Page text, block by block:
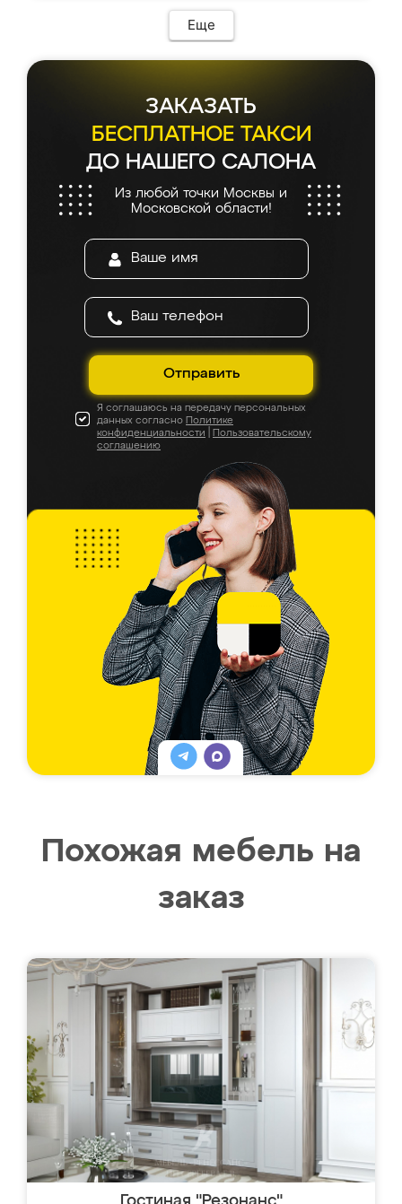
Еще
ЗАКАЗАТЬ
БЕСПЛАТНОЕ ТАКСИ
ДО НАШЕГО САЛОНА
Из любой точки Москвы и
Московской области!
Отправить
Я соглашаюсь на передачу персональных
данных согласно Политике
конфиденциальности
Пользовательскому
соглашению
Похожая мебель на
заказ